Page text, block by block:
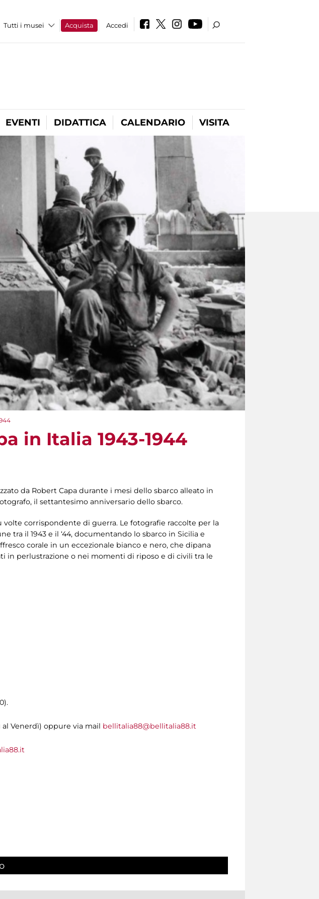
Tutti i musei Acquista Accedi
EVENTI DIDATTICA CALENDARIO VISITA
in Italia 1943-1944
da Robert Capa durante i mesi dello sbarco alleato in
il settantesimo anniversario dello sbarco.
corrispondente di guerra. Le fotografie raccolte per la
tra il 1943 e il ‘44, documentando lo sbarco in Sicilia e
corale in un eccezionale bianco e nero, che dipana
in perlustrazione o nei momenti di riposo e di civili tra le
Venerdì) oppure via mail bellitalia88@bellitalia88.it